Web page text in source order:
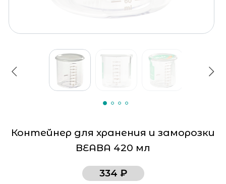
Контейнер для хранения и заморозки
BEABA 420 мл
334 ₽